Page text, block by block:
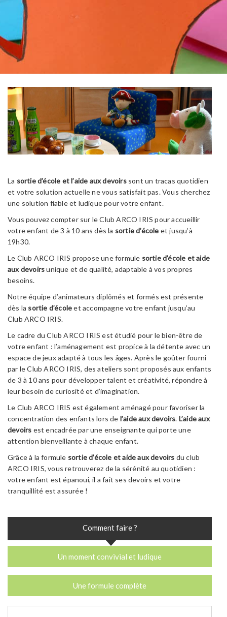
La sortie d’école et l’aide aux devoirssont un tracas quotidien
et votre solution actuelle ne vous satisfait pas. Vous cherchez
une solution fiable et ludique pour votre enfant.
Vous pouvez compter sur le Club ARCO IRIS pour accueillir
votre enfant de 3 à 10 ans dès la sortie d’école et jusqu’à
19h30.
Le Club ARCO IRIS propose une formule sortie d’école et aide
aux devoirsunique et de qualité, adaptable à vos propres
besoins.
Notre équipe d’animateurs diplômés et formés est présente
dès la sortie d’écoleet accompagne votre enfant jusqu’au
Club ARCO IRIS.
Le cadre du Club ARCO IRIS est étudié pour le bien-être de
votre enfant : l’aménagement est propice à la détente avec un
espace de jeux adapté à tous les âges. Après le goûter fourni
par le Club ARCO IRIS, des ateliers sont proposés aux enfants
de 3 à 10 ans pour développer talent et créativité, répondre à
leur besoin de curiosité et d’imagination.
Le Club ARCO IRIS est également aménagé pour favoriser la
concentration des enfants lors de l’aide aux devoirs. L’aide aux
devoirs est encadrée par une enseignante qui porte une
attention bienveillante à chaque enfant.
Grâce à la formule sortie d’école et aide aux devoirs du club
ARCO IRIS, vous retrouverez de la sérénité au quotidien :
votre enfant est épanoui, il a fait ses devoirs et votre
tranquillité est assurée !
Comment faire ?
Un moment convivial et ludique
Une formule complète